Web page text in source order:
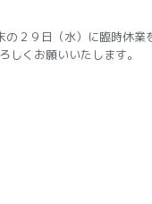
２９日（水）に臨時休業
しくお願いいたします。